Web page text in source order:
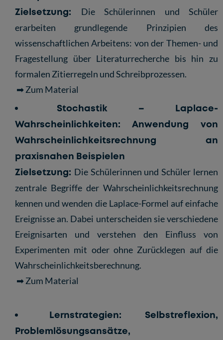
Zielsetzung:
Die Schülerinnen und Schüler
erarbeiten grundlegende Prinzipien des
wissenschaftlichen Arbeitens: von der Themen- und
Fragestellung über Literaturrecherche bis hin zu
formalen Zitierregeln und Schreibprozessen.
➡ Zum Material
Stochastik – Laplace-
Wahrscheinlichkeiten:
Anwendung von
Wahrscheinlichkeitsrechnung an
praxisnahen Beispielen
Zielsetzung: Die Schülerinnen und Schüler lernen
zentrale Begriffe der Wahrscheinlichkeitsrechnung
kennen und wenden die Laplace-Formel auf einfache
Ereignisse an. Dabei unterscheiden sie verschiedene
Ereignisarten und verstehen den Einfluss von
Experimenten mit oder ohne Zurücklegen auf die
Wahrscheinlichkeitsberechnung.
➡ Zum Material
Lernstrategien:
Selbstreflexion,
Problemlösungsansätze,